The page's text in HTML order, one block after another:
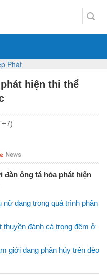
hiện thi thể
đàn ông tá hỏa phát hiện
nữ đang trong quá trình phân
thuyền đánh cá trong đêm ở
giới đang phân hủy trên đèo